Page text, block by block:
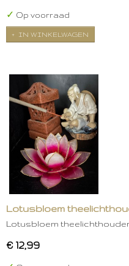
✓ Op voorraad
IN WINKELWAGEN
Lotusbloem
Lotusbloem
€ 12,99